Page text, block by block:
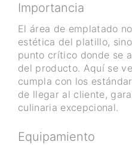
Importancia
El área de emplatado
estética del platillo,
punto crítico donde se
del producto. Aquí se
cumpla con los
de llegar al cliente,
culinaria excepcional.
Equipamiento